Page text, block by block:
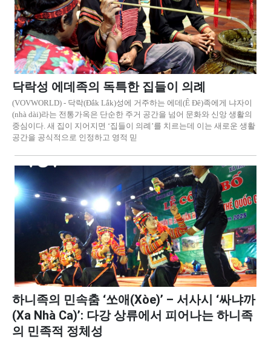
닥락성 에데족의 독특한 집들이 의례
(VOVWORLD) - 닥락(Đắk Lắk)성에 거주하는 에데(Ê Đê)족에게 냐자이
(nhà dài)라는 전통가옥은 단순한 주거 공간을 넘어 문화와 신앙 생활의
중심이다. 새 집이 지어지면 ‘집들이 의례’를 치르는데 이는 새로운 생활
공간을 공식적으로 인정하고 영적 믿
하니족의 민속춤 ‘쏘애(Xòe)’ – 서사시 ‘싸냐까
(Xa Nhà Ca)’: 다강 상류에서 피어나는 하니족
의 민족적 정체성